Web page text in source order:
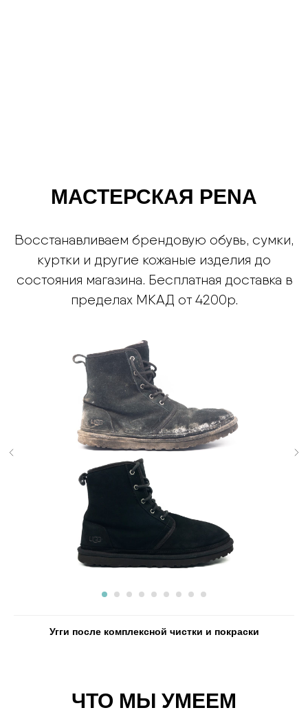
МАСТЕРСКАЯ PENA
Восстанавливаем брендовую обувь, сумки,
куртки и другие кожаные изделия до
состояния магазина. Бесплатная доставка в
пределах МКАД от 4200р.
Угги после комплексной чистки и покраски
ЧТО МЫ УМЕЕМ